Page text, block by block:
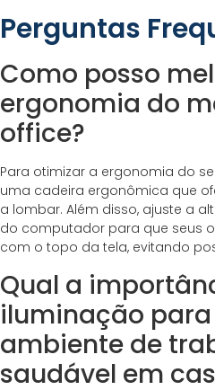
Perguntas
Como posso
ergonomia do
office?
Para otimizar a ergonomia do
uma cadeira ergonômica que
a lombar. Além disso, ajuste a
do computador para que seus
com o topo da tela, evitando
Qual a
iluminação
ambiente de
saudável em